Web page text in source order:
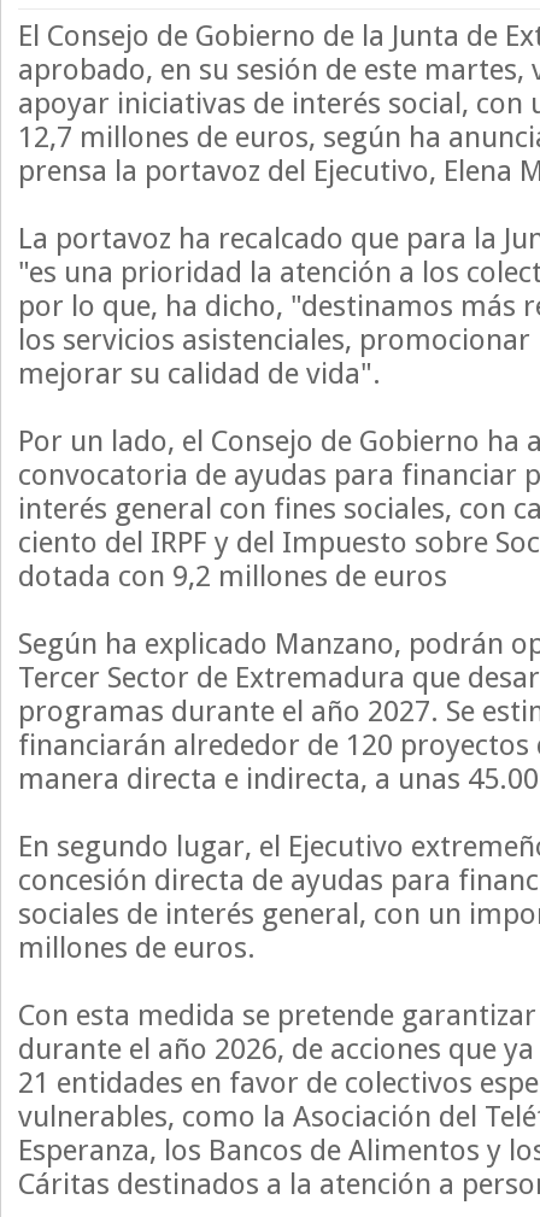
El Consejo de Gobierno de la Junta de
aprobado, en su sesión de este martes,
apoyar iniciativas de interés social,
12,7 millones de euros, según ha
prensa la portavoz del Ejecutivo, Elena
La portavoz ha recalcado que para la
"es una prioridad la atención a los
por lo que, ha dicho, "destinamos más
los servicios asistenciales,
mejorar su calidad de vida".
Por un lado, el Consejo de Gobierno ha
convocatoria de ayudas para financiar
interés general con fines sociales, con
ciento del IRPF y del Impuesto sobre
dotada con 9,2 millones de euros
Según ha explicado Manzano, podrán
Tercer Sector de Extremadura que
programas durante el año 2027. Se
financiarán alrededor de 120 proyectos
manera directa e indirecta, a unas
En segundo lugar, el Ejecutivo
concesión directa de ayudas para
sociales de interés general, con un
millones de euros.
Con esta medida se pretende
durante el año 2026, de acciones que
21 entidades en favor de colectivos
vulnerables, como la Asociación del
Esperanza, los Bancos de Alimentos y
Cáritas destinados a la atención a